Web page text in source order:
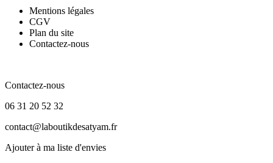
Mentions légales
CGV
Plan du site
Contactez-nous
Contactez-nous
06 31 20 52 32
contact@laboutikdesatyam.fr
Ajouter à ma liste d'envies